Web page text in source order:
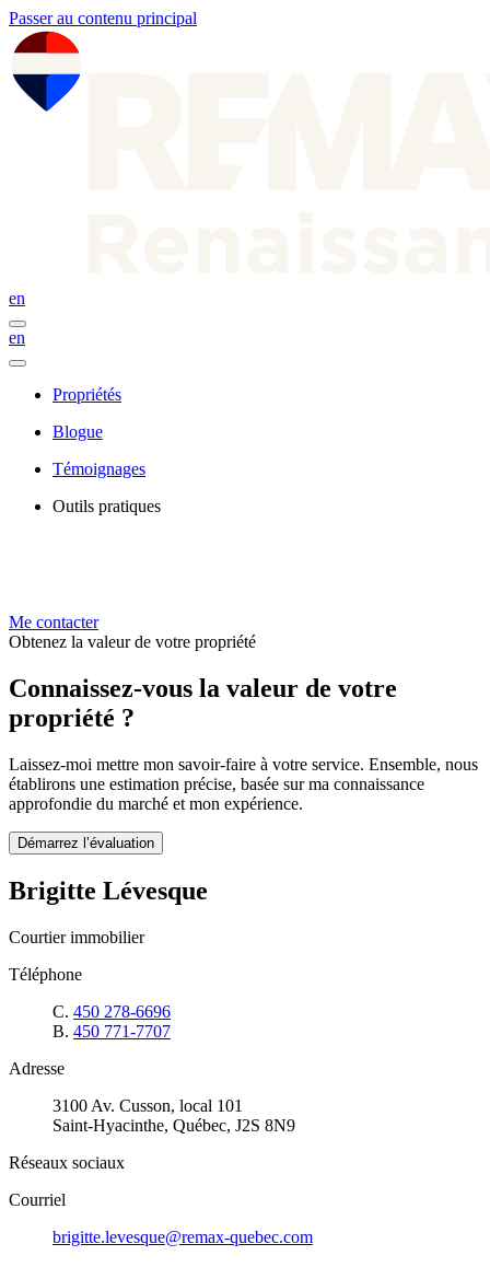
Passer au contenu principal
en
en
Propriétés
Blogue
Témoignages
Outils pratiques
Me contacter
Obtenez la valeur de votre propriété
Connaissez-vous la valeur de votre
propriété ?
Laissez-moi mettre mon savoir-faire à votre service. Ensemble, nous
établirons une estimation précise, basée sur ma connaissance
approfondie du marché et mon expérience.
Démarrez l’évaluation
Brigitte Lévesque
Courtier immobilier
Téléphone
C. 450 278-6696
B. 450 771-7707
Adresse
3100 Av. Cusson, local 101
Saint-Hyacinthe, Québec, J2S 8N9
Réseaux sociaux
Courriel
brigitte.levesque@remax-quebec.com